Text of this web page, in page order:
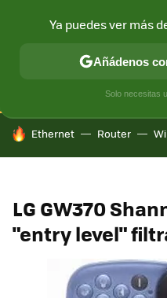
CONECTIVIDAD MÓVIL Y
HOY SE HABLA DE
Ethernet Router
LG GW370
"entry level"
Ya puedes ver más
Añádenos
Solo necesitas